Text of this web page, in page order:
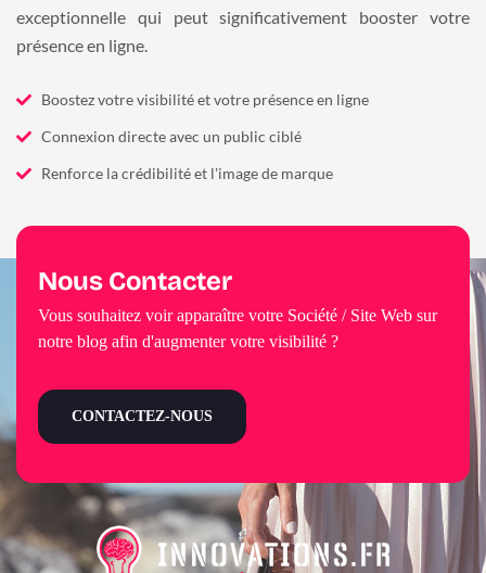
exceptionnelle qui peut significativement booster votre
présence en ligne.
Boostez votre visibilité et votre présence en ligne
Connexion directe avec un public ciblé
Renforce la crédibilité et l'image de marque
Nous Contacter
Vous souhaitez voir apparaître votre Société / Site Web sur
notre blog afin d'augmenter votre visibilité ?
CONTACTEZ-NOUS